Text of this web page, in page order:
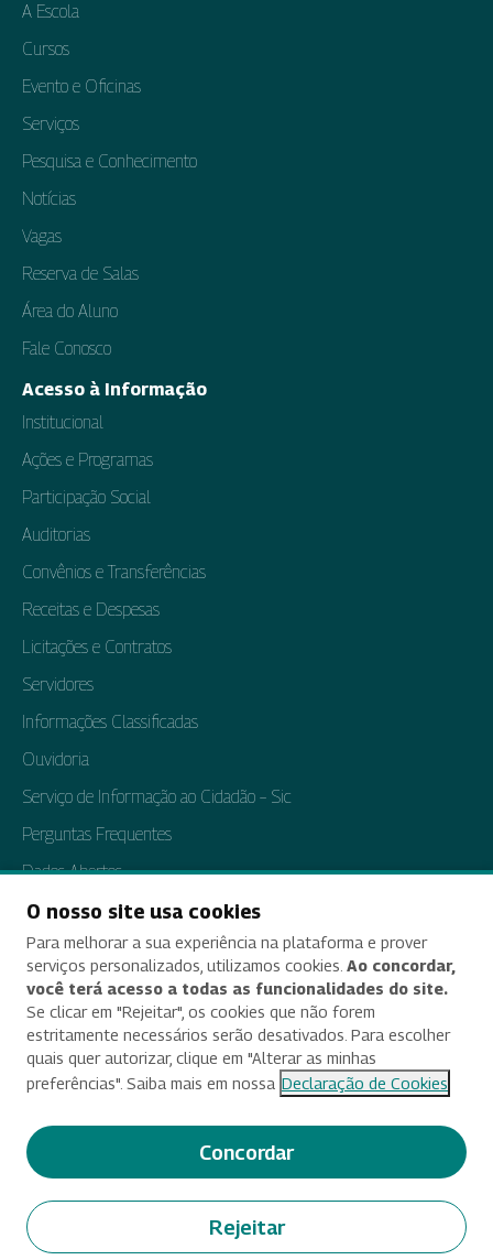
A Escola
Cursos
Evento e Oficinas
Serviços
Pesquisa e Conhecimento
Notícias
Vagas
Reserva de Salas
Área do Aluno
Fale Conosco
Acesso à Informação
Institucional
Ações e Programas
Participação Social
Auditorias
Convênios e Transferências
Receitas e Despesas
Licitações e Contratos
Servidores
Informações Classificadas
Ouvidoria
Serviço de Informação ao Cidadão – Sic
Perguntas Frequentes
Dados Abertos
Tratamento de Dados Pessoais
Transparência e Prestação de Contas
Acessibilidade
Termos de uso e aviso de privacidade
Deixe seu feedback
© 2025 Criado e desenvolvido por Enap
O nosso site usa cookies
Para melhorar a sua experiência na plataforma e prover
serviços personalizados, utilizamos cookies. Ao concordar,
você terá acesso a todas as funcionalidades do site.
Se clicar em "Rejeitar", os cookies que não forem
estritamente necessários serão desativados. Para escolher
quais quer autorizar, clique em "Alterar as minhas
preferências". Saiba mais em nossa Declaração de Cookies
Concordar
Rejeitar